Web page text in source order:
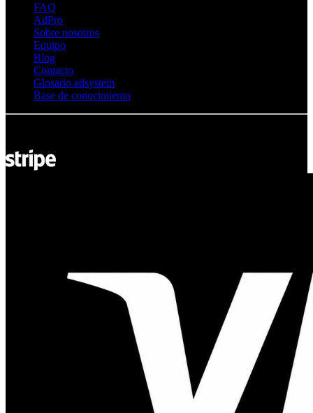
FAQ
AdPro
Sobre nosotros
Equipo
Blog
Contacto
Glosario adsystem
Base de conocimiento